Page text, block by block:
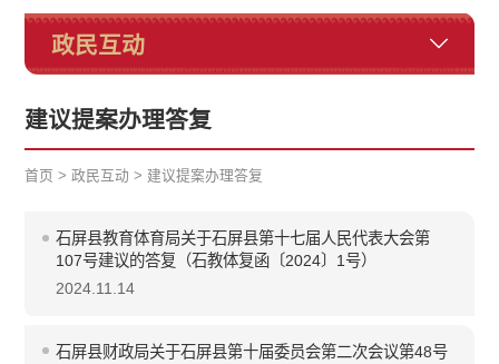
政民互动
建议提案办理答复
首页 >政民互动 > 建议提案办理答复
石屏县教育体育局关于石屏县第十七届人民代表大会第
107号建议的答复（石教体复函〔2024〕1号）
2024.11.14
石屏县财政局关于石屏县第十届委员会第二次会议第48号